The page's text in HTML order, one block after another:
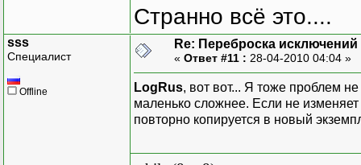
Странно всё это....
sss
Специалист
Offline
Re: Переброска исключений
« Ответ #11 : 28-04-2010 04:04 »
LogRus, вот вот... Я тоже проблем
маленько сложнее. Если не
повторно копируется в новый